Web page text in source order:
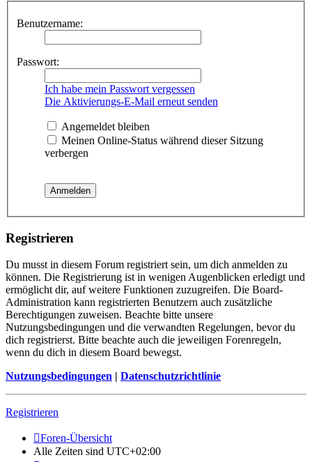
Benutzername:
Passwort:
Ich habe mein Passwort vergessen
Die Aktivierungs-E-Mail erneut senden
Angemeldet bleiben
Meinen Online-Status während dieser Sitzung
verbergen
Registrieren
Du musst in diesem Forum registriert sein, um dich anmelden zu
können. Die Registrierung ist in wenigen Augenblicken erledigt und
ermöglicht dir, auf weitere Funktionen zuzugreifen. Die Board-
Administration kann registrierten Benutzern auch zusätzliche
Berechtigungen zuweisen. Beachte bitte unsere
Nutzungsbedingungen und die verwandten Regelungen, bevor du
dich registrierst. Bitte beachte auch die jeweiligen Forenregeln,
wenn du dich in diesem Board bewegst.
Nutzungsbedingungen | Datenschutzrichtlinie
Registrieren
Foren-Übersicht
Alle Zeiten sind UTC+02:00